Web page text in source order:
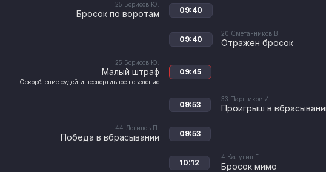
25 Борисов Ю.
Бросок по воротам 09:40
20 Сметанников В.
Отражен бросок
09:40
25 Борисов Ю.
Малый штраф
Оскорбление судей и неспортивное поведение
09:45
33 Паршиков И.
Проигрыш в
09:53
44 Логинов П.
Победа в вбрасывании 09:53
4 Калугин Е.
Бросок мимо
10:12